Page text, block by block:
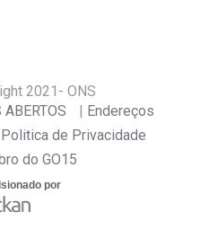
2021 - ONS
Endereços
Politica de Privacidade
do GO15
por